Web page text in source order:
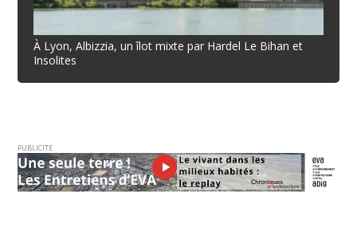
À Lyon, Albizzia, un îlot mixte par Hardel Le Bihan et
Insolites
PUBLICITE